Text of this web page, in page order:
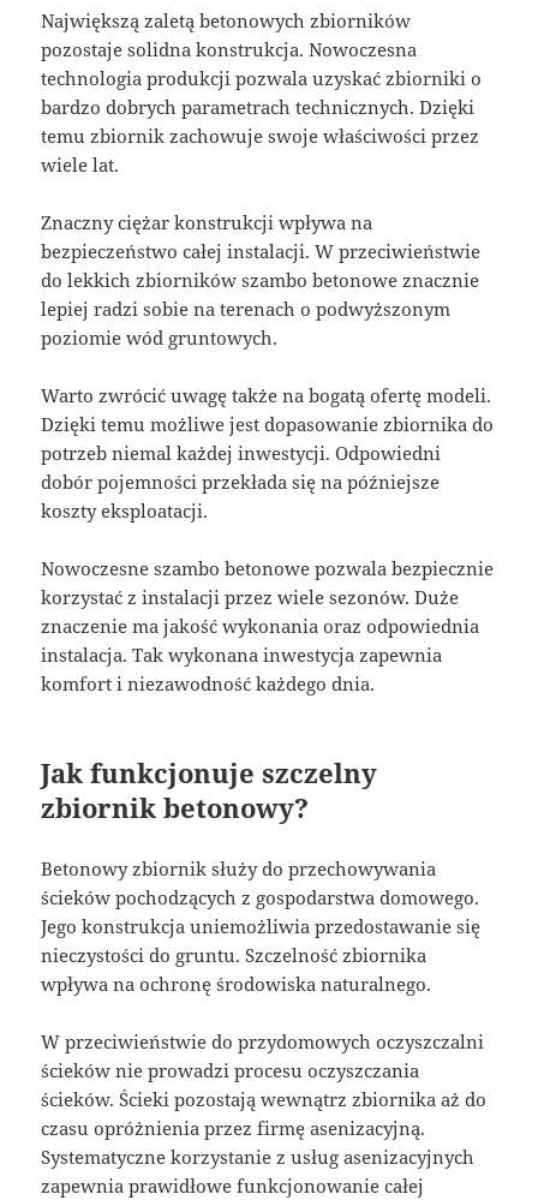
Największą zaletą betonowych zbiorników
pozostaje solidna konstrukcja. Nowoczesna
technologia produkcji pozwala uzyskać zbiorniki o
bardzo dobrych parametrach technicznych. Dzięki
temu zbiornik zachowuje swoje właściwości przez
wiele lat.
Znaczny ciężar konstrukcji wpływa na
bezpieczeństwo całej instalacji. W przeciwieństwie
do lekkich zbiorników szambo betonowe znacznie
lepiej radzi sobie na terenach o podwyższonym
poziomie wód gruntowych.
Warto zwrócić uwagę także na bogatą ofertę modeli.
Dzięki temu możliwe jest dopasowanie zbiornika do
potrzeb niemal każdej inwestycji. Odpowiedni
dobór pojemności przekłada się na późniejsze
koszty eksploatacji.
Nowoczesne szambo betonowe pozwala bezpiecznie
korzystać z instalacji przez wiele sezonów. Duże
znaczenie ma jakość wykonania oraz odpowiednia
instalacja. Tak wykonana inwestycja zapewnia
komfort i niezawodność każdego dnia.
Jak funkcjonuje szczelny
zbiornik betonowy?
Betonowy zbiornik służy do przechowywania
ścieków pochodzących z gospodarstwa domowego.
Jego konstrukcja uniemożliwia przedostawanie się
nieczystości do gruntu. Szczelność zbiornika
wpływa na ochronę środowiska naturalnego.
W przeciwieństwie do przydomowych oczyszczalni
ścieków nie prowadzi procesu oczyszczania
ścieków. Ścieki pozostają wewnątrz zbiornika aż do
czasu opróżnienia przez firmę asenizacyjną.
Systematyczne korzystanie z usług asenizacyjnych
zapewnia prawidłowe funkcjonowanie całej